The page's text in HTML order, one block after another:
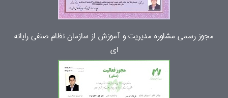
مجوز رسمی مشاوره مدیریت و آموزش از سازمان نظام صنفی رایانه
ای